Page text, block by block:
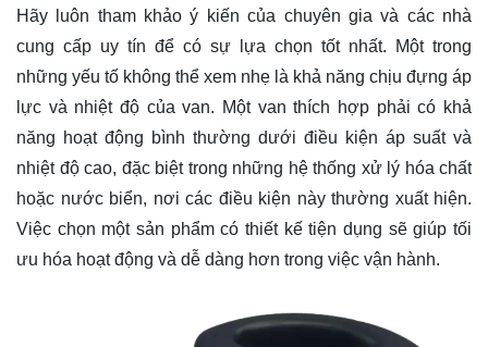
Hãy luôn tham khảo ý kiến của chuyên gia và các nhà
cung cấp uy tín để có sự lựa chọn tốt nhất. Một trong
những yếu tố không thể xem nhẹ là khả năng chịu đựng áp
lực và nhiệt độ của van. Một van thích hợp phải có khả
năng hoạt động bình thường dưới điều kiện áp suất và
nhiệt độ cao, đặc biệt trong những hệ thống xử lý hóa chất
hoặc nước biển, nơi các điều kiện này thường xuất hiện.
Việc chọn một sản phẩm có thiết kế tiện dụng sẽ giúp tối
ưu hóa hoạt động và dễ dàng hơn trong việc vận hành.